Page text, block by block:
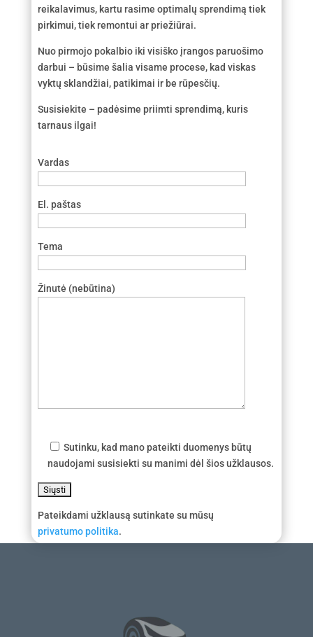
reikalavimus, kartu rasime optimalų sprendimą tiek
pirkimui, tiek remontui ar priežiūrai.
Nuo pirmojo pokalbio iki visiško įrangos paruošimo
darbui – būsime šalia visame procese, kad viskas
vyktų sklandžiai, patikimai ir be rūpesčių.
Susisiekite – padėsime priimti sprendimą, kuris
tarnaus ilgai!
Vardas
El. paštas
Tema
Žinutė (nebūtina)
Sutinku, kad mano pateikti duomenys būtų
naudojami susisiekti su manimi dėl šios užklausos.
Pateikdami užklausą sutinkate su mūsų
privatumo politika.